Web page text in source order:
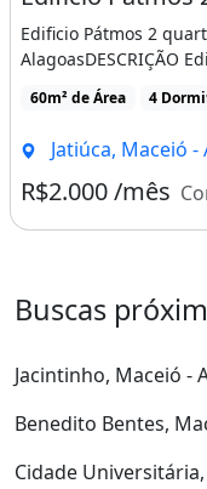
Edificio Pátmos 2
AlagoasDESCRIÇÃO
60m² de Área 4
Jatiúca, Maceió -
R$2.000 /mês
Buscas
Jacintinho, Maceió -
Benedito Bentes,
Cidade